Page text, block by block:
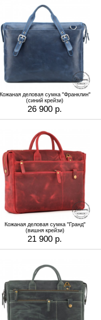
Кожаная деловая сумка "Франклин"
(синий крейзи)
26 900 р.
Кожаная деловая сумка "Гранд"
(вишня крейзи)
21 900 р.